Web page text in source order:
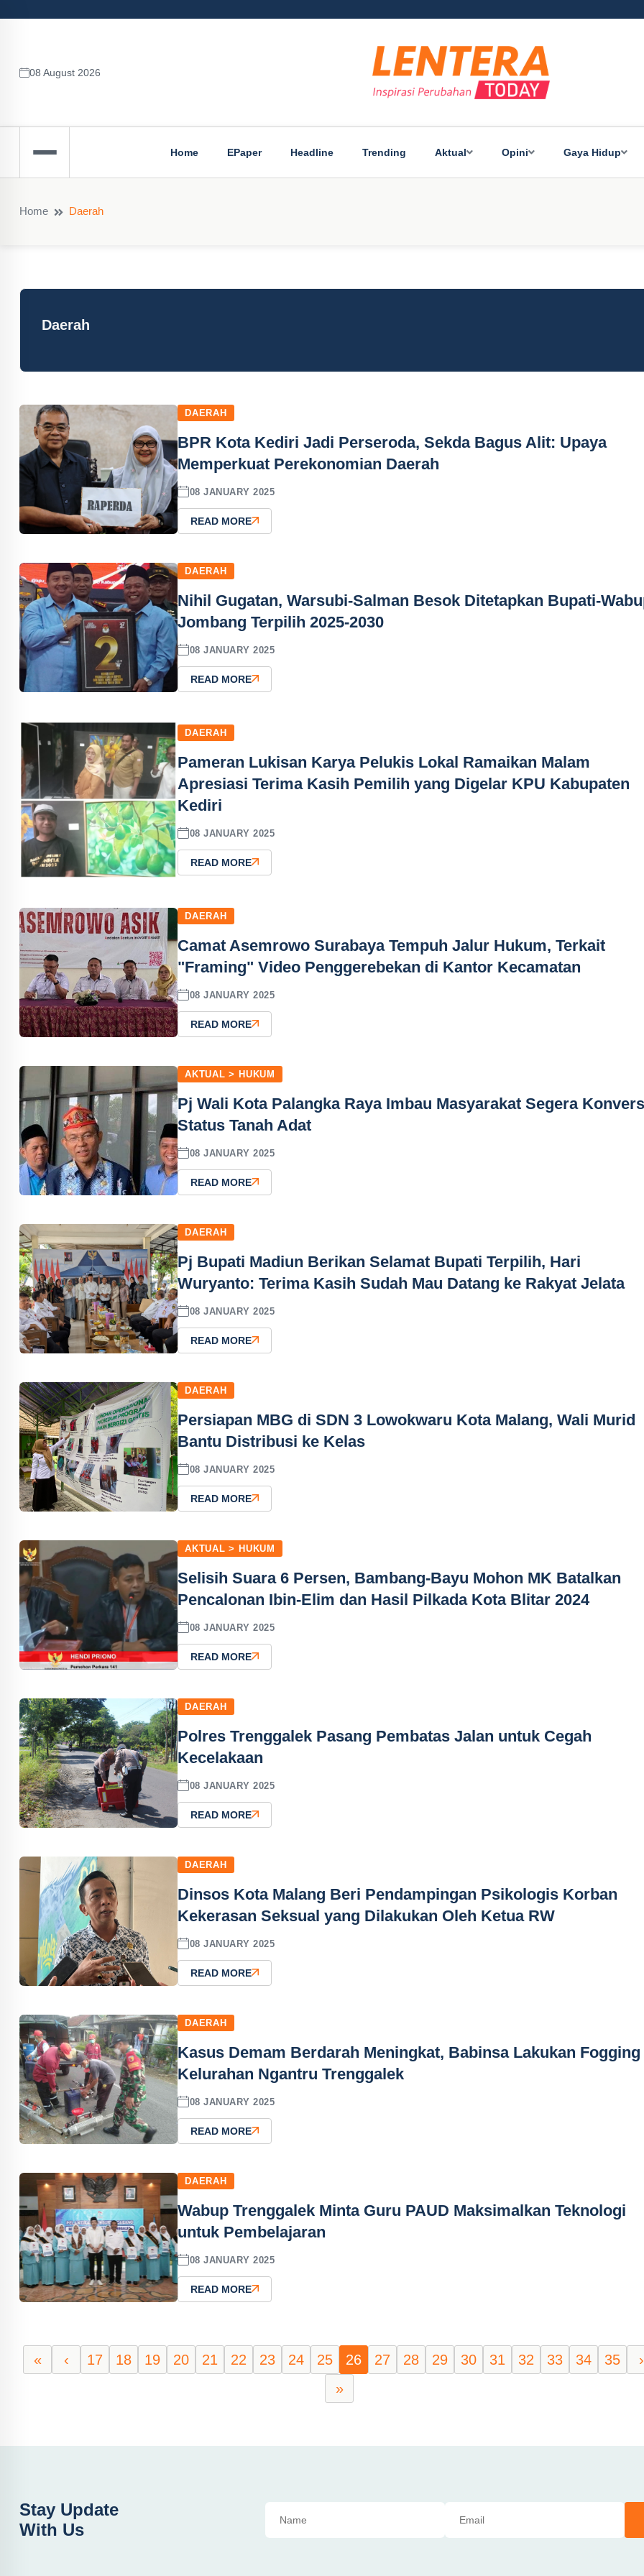
08 August 2026
Home EPaper Headline Trending Aktual Opini Gaya Hidup
Home Daerah
Daerah
DAERAH
BPR Kota Kediri Jadi Perseroda, Sekda Bagus Alit: Upaya
Memperkuat Perekonomian Daerah
08 JANUARY 2025
READ MORE
DAERAH
Nihil Gugatan, Warsubi-Salman Besok Ditetapkan Bupati-
Jombang Terpilih 2025-2030
08 JANUARY 2025
READ MORE
DAERAH
Pameran Lukisan Karya Pelukis Lokal Ramaikan Malam
Apresiasi Terima Kasih Pemilih yang Digelar KPU Kabupaten
Kediri
08 JANUARY 2025
READ MORE
DAERAH
Camat Asemrowo Surabaya Tempuh Jalur Hukum, Terkait
"Framing" Video Penggerebekan di Kantor Kecamatan
08 JANUARY 2025
READ MORE
AKTUAL > HUKUM
Pj Wali Kota Palangka Raya Imbau Masyarakat Segera
Status Tanah Adat
08 JANUARY 2025
READ MORE
DAERAH
Pj Bupati Madiun Berikan Selamat Bupati Terpilih, Hari
Wuryanto: Terima Kasih Sudah Mau Datang ke Rakyat Jelata
08 JANUARY 2025
READ MORE
DAERAH
Persiapan MBG di SDN 3 Lowokwaru Kota Malang, Wali Murid
Bantu Distribusi ke Kelas
08 JANUARY 2025
READ MORE
AKTUAL > HUKUM
Selisih Suara 6 Persen, Bambang-Bayu Mohon MK Batalkan
Pencalonan Ibin-Elim dan Hasil Pilkada Kota Blitar 2024
08 JANUARY 2025
READ MORE
DAERAH
Polres Trenggalek Pasang Pembatas Jalan untuk Cegah
Kecelakaan
08 JANUARY 2025
READ MORE
DAERAH
Dinsos Kota Malang Beri Pendampingan Psikologis Korban
Kekerasan Seksual yang Dilakukan Oleh Ketua RW
08 JANUARY 2025
READ MORE
DAERAH
Kasus Demam Berdarah Meningkat, Babinsa Lakukan
Kelurahan Ngantru Trenggalek
08 JANUARY 2025
READ MORE
DAERAH
Wabup Trenggalek Minta Guru PAUD Maksimalkan Teknologi
untuk Pembelajaran
08 JANUARY 2025
READ MORE
« ‹ 17 18 19 20 21 22 23 24 25 26 27 28 29 30 31 32 33 34 35
›
»
Stay Update
With Us